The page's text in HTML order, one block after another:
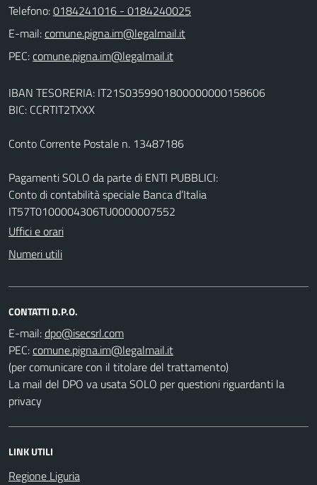
Telefono:0184241016 - 0184240025
E-mail:
PEC:
IBAN TESORERIA: IT21S0359901800000000158606
BIC: CCRTIT2TXXX
Conto Corrente Postale n. 13487186
Pagamenti SOLO da parte di ENTI PUBBLICI:
Conto di contabilità speciale Banca d’Italia
IT57T0100004306TU0000007552
Uffici e orari
Numeri utili
CONTATTI D.P.O.
E-mail:
PEC:
(per comunicare con il titolare del trattamento)
La mail del DPO va usata SOLO per questioni riguardanti la
privacy
LINK UTILI
Regione Liguria